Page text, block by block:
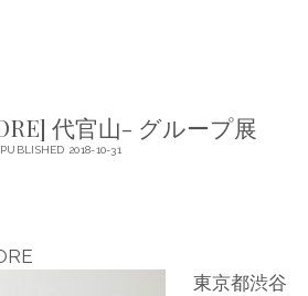
代官山- グループ展
PUBLISHED 2018-10-31
東京都渋谷